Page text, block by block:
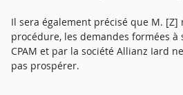
Il sera également précisé que M.
procédure, les demandes formées à
CPAM et par la société Allianz Iard
pas prospérer.